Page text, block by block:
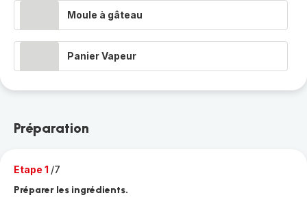
Moule à gâteau
Panier Vapeur
Préparation
Etape 1 /7
Préparer les ingrédients.